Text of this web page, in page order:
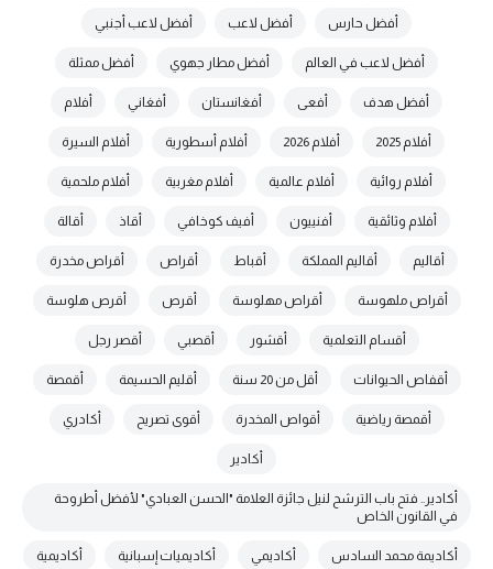
أفضل حارس أفضل لاعب أفضل لاعب أجنبي
أفضل لاعب في العالم أفضل مطار جهوي أفضل ممثلة
أفضل هدف أفعى أفغانستان أفغاني أفلام
أفلام 2025 أفلام 2026 أفلام أسطورية أفلام السيرة
أفلام روائية أفلام عالمية أفلام مغربية أفلام ملحمية
أفلام وثائقية أفنييون أفيف كوخافي أقاذ أقالة
أقاليم أقاليم المملكة أقباط أقراص أقراص مخدرة
أقراص ملهوسة أقراص مهلوسة أقرص أقرص هلوسة
أقسام التعلمية أقشور أقصبي أقصر رجل
أقفاص الحيوانات أقل من 20 سنة أقليم الحسيمة أقمصة
أقمصة رياضية أقواص المخدرة أقوى تصريح أكادري
أكادير
أكادير.. فتح باب الترشح لنيل جائزة العلامة "الحسن العبادي" لأفضل أطروحة
في القانون الخاص
أكاديمة محمد السادس أكاديمي أكاديميات إسبانية أكاديمية